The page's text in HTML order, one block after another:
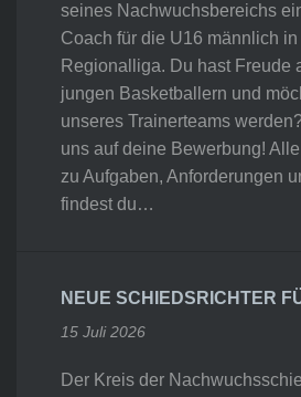
seines Nachwuchsbereichs
Coach für die U16 männlich in
Regionalliga. Du hast Freude
jungen Basketballern und
unseres Trainerteams
uns auf deine Bewerbung!
zu Aufgaben, Anforderungen
findest du…
NEUE SCHIEDSRICHTER
15 Juli 2026
Der Kreis der